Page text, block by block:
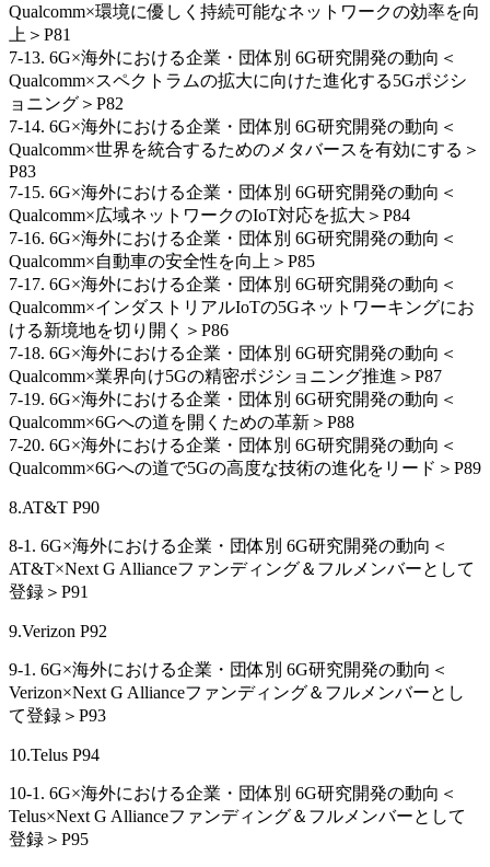
Qualcomm×環境に優しく持続可能なネットワークの効率を向
上＞P81
7-13. 6G×海外における企業・団体別 6G研究開発の動向＜
Qualcomm×スペクトラムの拡大に向けた進化する5Gポジシ
ョニング＞P82
7-14. 6G×海外における企業・団体別 6G研究開発の動向＜
Qualcomm×世界を統合するためのメタバースを有効にする＞
P83
7-15. 6G×海外における企業・団体別 6G研究開発の動向＜
Qualcomm×広域ネットワークのIoT対応を拡大＞P84
7-16. 6G×海外における企業・団体別 6G研究開発の動向＜
Qualcomm×自動車の安全性を向上＞P85
7-17. 6G×海外における企業・団体別 6G研究開発の動向＜
Qualcomm×インダストリアルIoTの5Gネットワーキングにお
ける新境地を切り開く＞P86
7-18. 6G×海外における企業・団体別 6G研究開発の動向＜
Qualcomm×業界向け5Gの精密ポジショニング推進＞P87
7-19. 6G×海外における企業・団体別 6G研究開発の動向＜
Qualcomm×6Gへの道を開くための革新＞P88
7-20. 6G×海外における企業・団体別 6G研究開発の動向＜
Qualcomm×6Gへの道で5Gの高度な技術の進化をリード＞P89
8.AT&T P90
8-1. 6G×海外における企業・団体別 6G研究開発の動向＜
AT&T×Next G Allianceファンディング＆フルメンバーとして
登録＞P91
9.Verizon P92
9-1. 6G×海外における企業・団体別 6G研究開発の動向＜
Verizon×Next G Allianceファンディング＆フルメンバーとし
て登録＞P93
10.Telus P94
10-1. 6G×海外における企業・団体別 6G研究開発の動向＜
Telus×Next G Allianceファンディング＆フルメンバーとして
登録＞P95